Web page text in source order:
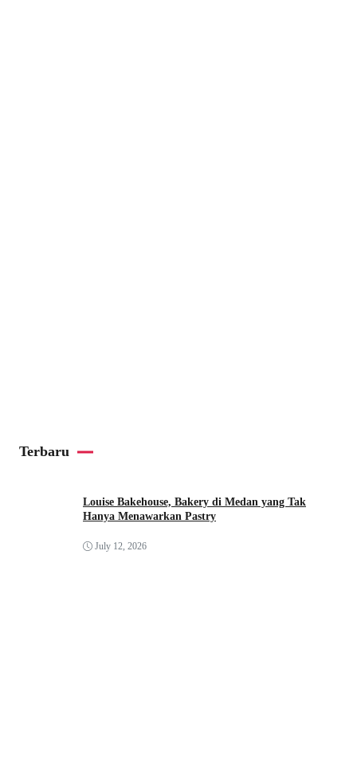
Terbaru
Louise Bakehouse, Bakery di Medan yang Tak
Hanya Menawarkan Pastry
July 12, 2026